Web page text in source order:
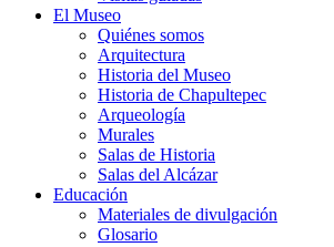
El Museo
Quiénes somos
Arquitectura
Historia del Museo
Historia de Chapultepec
Arqueología
Murales
Salas de Historia
Salas del Alcázar
Educación
Materiales de divulgación
Glosario